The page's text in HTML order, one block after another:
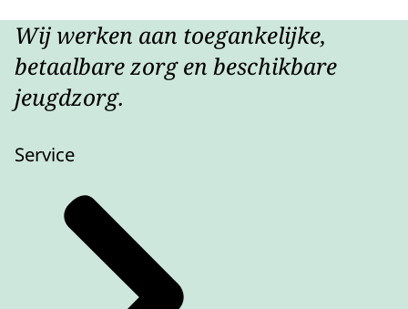
Wij werken aan toegankelijke,
betaalbare zorg en beschikbare
jeugdzorg.
Service